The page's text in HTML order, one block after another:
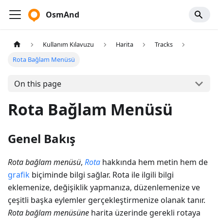
OsmAnd
Kullanım Kılavuzu Harita
Tracks
Rota Bağlam Menüsü
On this page
Rota Bağlam Menüsü
Genel Bakış
Rota bağlam menüsü, Rota hakkında hem metin hem de
grafik biçiminde bilgi sağlar. Rota ile ilgili bilgi
eklemenize, değişiklik yapmanıza, düzenlemenize ve
çeşitli başka eylemler gerçekleştirmenize olanak tanır.
Rota bağlam menüsüne harita üzerinde gerekli rotaya